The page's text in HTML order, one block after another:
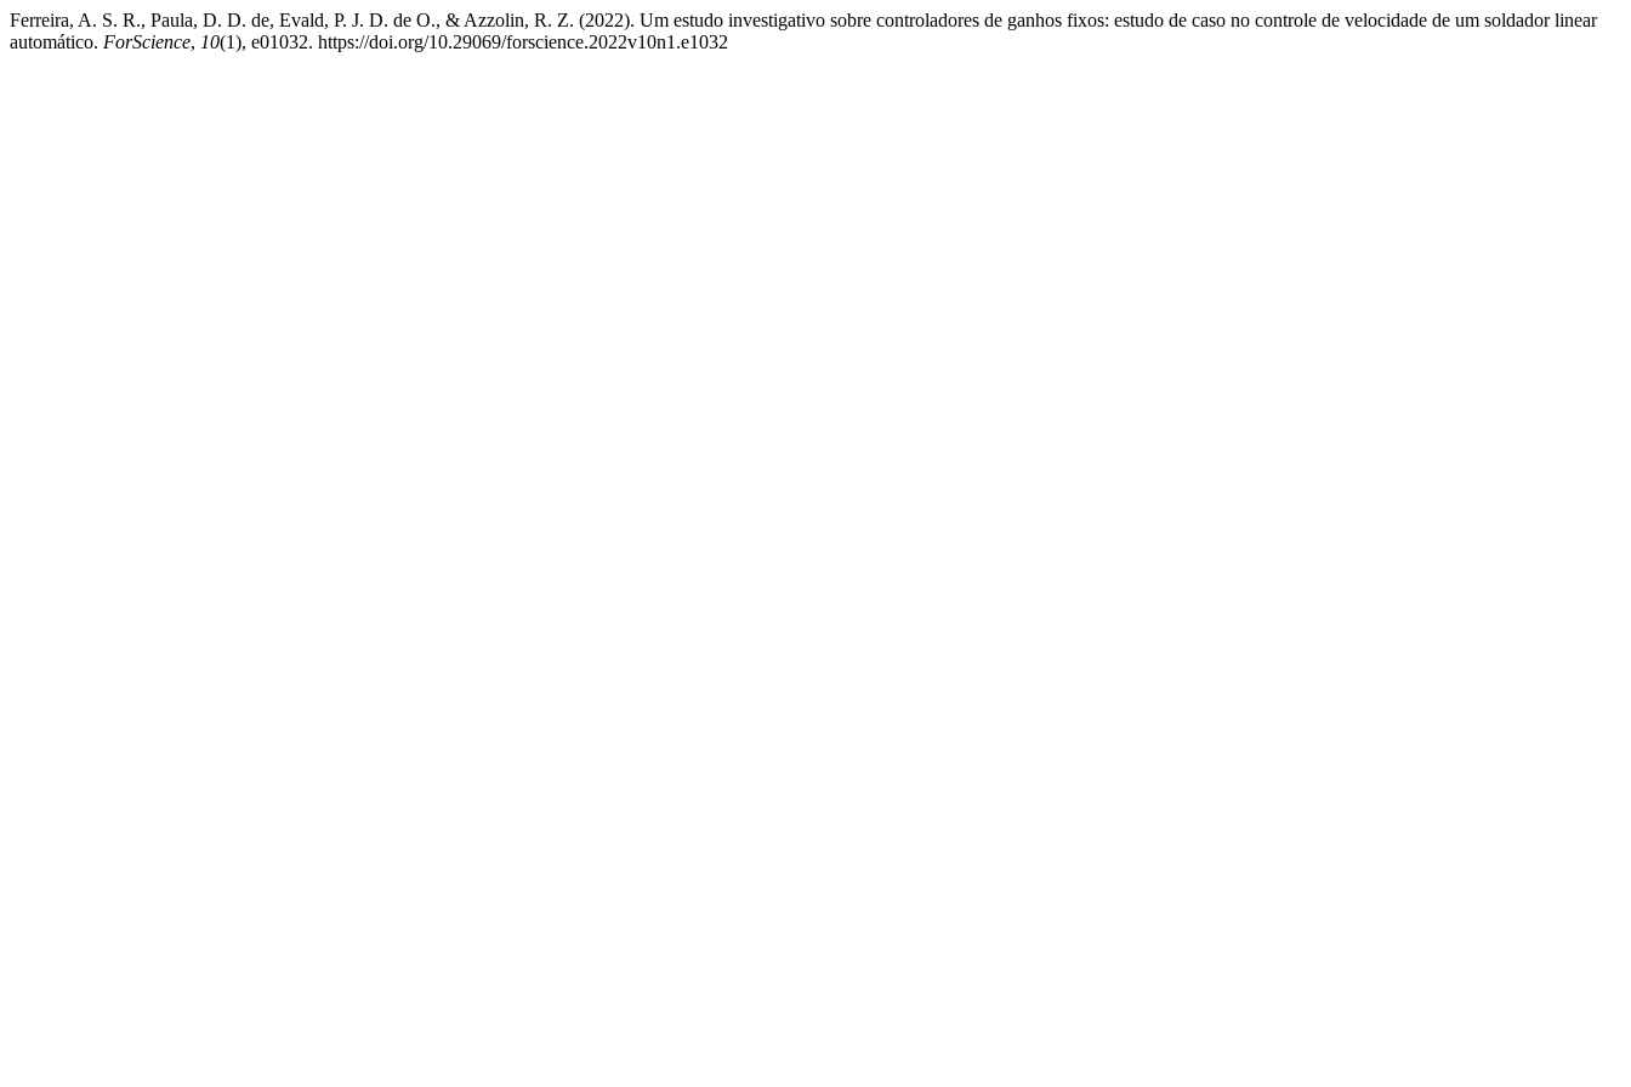
Ferreira, A. S. R., Paula, D. D. de, Evald, P. J. D. de O., & Azzolin, R. Z. (2022). Um estudo investigativo sobre controladores de ganhos fixos: estudo de caso no controle de velocidade de um soldador linear
automático. ForScience, 10(1), e01032. https://doi.org/10.29069/forscience.2022v10n1.e1032